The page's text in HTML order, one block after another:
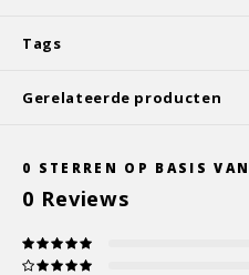
Tags
Gerelateerde producten
0 STERREN OP BASIS VAN
0 Reviews